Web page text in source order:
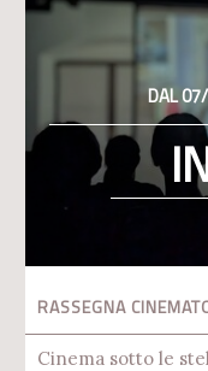
DAL
RASSEGNA
Cinema sotto le